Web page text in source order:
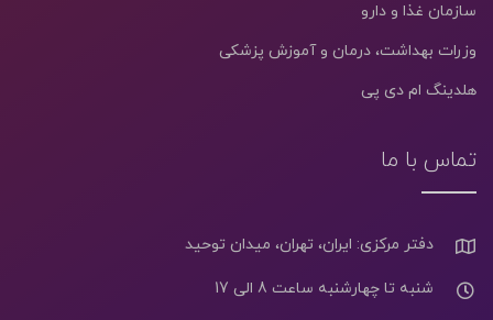
سازمان غذا و دارو
وزرات بهداشت، درمان و آموزش پزشکی
هلدینگ ام دی پی
تماس با ما
دفتر مرکزی: ایران، تهران، میدان توحید
شنبه تا چهارشنبه ساعت 8 الی 17